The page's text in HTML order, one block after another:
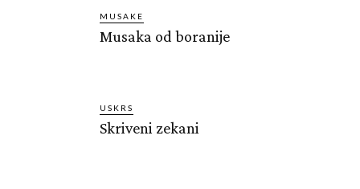
MUSAKE
Musaka od boranije
USKRS
Skriveni zekani